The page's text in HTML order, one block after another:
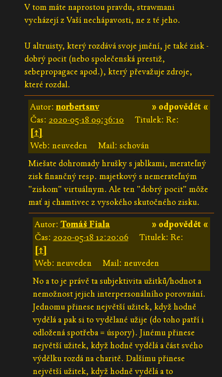
V tom máte naprostou pravdu, strawmani
vycházejí z Vaší nechápavosti, ne z té jeho.
U altruisty, který rozdává svoje jmění, je také zisk -
dobrý pocit (nebo společenská prestiž,
sebepropagace apod.), který převažuje zdroje,
které rozdal.
» odpovědět «
Autor:norbertsnv
Čas: 2020-05-18 09:36:10
Titulek: Re:
[↑]
Web: neuveden
Mail: schován
Miešate dohromady hrušky s jablkami, merateľný
zisk finančný resp. majetkový s nemerateľným
"ziskom" virtuálnym. Ale ten "dobrý pocit" môže
mať aj chamtivec z vysokého skutočného zisku.
» odpovědět «
Autor: Tomáš Fiala
Čas: 2020-05-18 12:20:06
Titulek: Re:
[↑]
Web: neuveden
Mail: neuveden
No a to je právě ta subjektivita užitků/hodnot a
nemožnost jejich interpersonálního porovnání.
Jednomu přinese největší užitek, když hodně
vydělá a pak si to vydělané užije (do toho patří i
odložená spotřeba = úspory). Jinému přinese
největší užitek, když hodně vydělá a část svého
výdělku rozdá na charitě. Dalšímu přinese
největší užitek, když hodně vydělá a to